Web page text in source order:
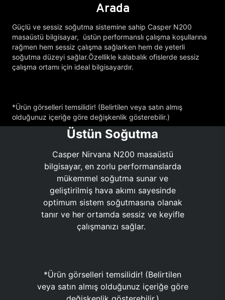
Arada
Güçlü ve sessiz soğutma sistemine sahip Casper N200
masaüstü bilgisayar, üstün performanslı çalışma koşullarına
rağmen hem sessiz çalışma sağlarken hem de yeterli
soğutma düzeyi sağlar.Özellikle kalabalık ofislerde sessiz
çalışma ortamı için ideal bilgisayardır.
*Ürün görselleri temsilidir! (Belirtilen veya satın almış
olduğunuz içeriğe göre değişkenlik gösterebilir.)
Üstün Soğutma
Casper Nirvana N200 masaüstü
bilgisayar, en zorlu performanslarda
mükemmel soğutma sunar ve
geliştirilmiş hava akımı sayesinde
optimum sistem soğutmasına olanak
tanır ve her ortamda sessiz ve keyifle
çalışmanızı sağlar.
*Ürün görselleri temsilidir! (Belirtilen
veya satın almış olduğunuz içeriğe göre